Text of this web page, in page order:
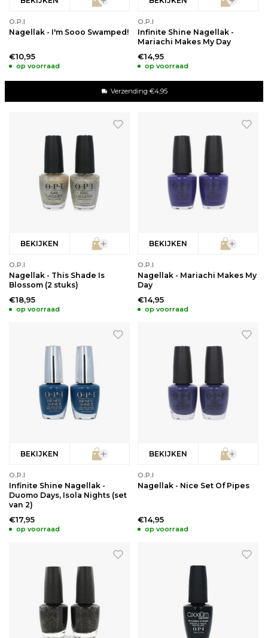
O.P.I
Nagellak - I'm Sooo Swamped!
€10,95
op voorraad
O.P.I
Infinite Shine Nagellak -
Mariachi Makes My Day
€14,95
op voorraad
Verzending €4,95
BEKIJKEN
O.P.I
Nagellak - This Shade Is
Blossom (2 stuks)
€18,95
op voorraad
BEKIJKEN
O.P.I
Nagellak - Mariachi Makes My
Day
€14,95
op voorraad
BEKIJKEN
O.P.I
Infinite Shine Nagellak -
Duomo Days, Isola Nights (set
van 2)
€17,95
op voorraad
BEKIJKEN
O.P.I
Nagellak - Nice Set Of Pipes
€14,95
op voorraad